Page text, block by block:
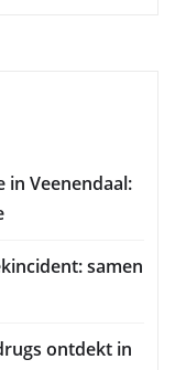
Veenendaal:
samen
ontdekt in